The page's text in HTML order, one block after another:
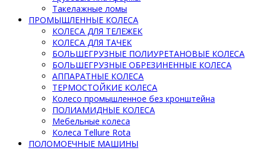
Такелажные ломы
ПРОМЫШЛЕННЫЕ КОЛЕСА
КОЛЕСА ДЛЯ ТЕЛЕЖЕК
КОЛЕСА ДЛЯ ТАЧЕК
БОЛЬШЕГРУЗНЫЕ ПОЛИУРЕТАНОВЫЕ КОЛЕСА
БОЛЬШЕГРУЗНЫЕ ОБРЕЗИНЕННЫЕ КОЛЕСА
АППАРАТНЫЕ КОЛЕСА
ТЕРМОСТОЙКИЕ КОЛЕСА
Колесо промышленное без кронштейна
ПОЛИАМИДНЫЕ КОЛЕСА
Мебельные колеса
Колеса Tellure Rota
ПОЛОМОЕЧНЫЕ МАШИНЫ